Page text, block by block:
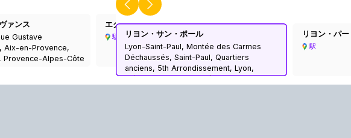
ァンス
Gustave
Aix-en-Provence,
Provence-Alpes-Côte
エクス・アン・プロヴァンス TGV
駅
リヨン・サン・ポール
Lyon-Saint-Paul, Montée des Carmes
Déchaussés, Saint-Paul, Quartiers
anciens, 5th Arrondissement, Lyon,
Métropole de Lyon, Rhône, Auvergne-
リヨン・パ
駅